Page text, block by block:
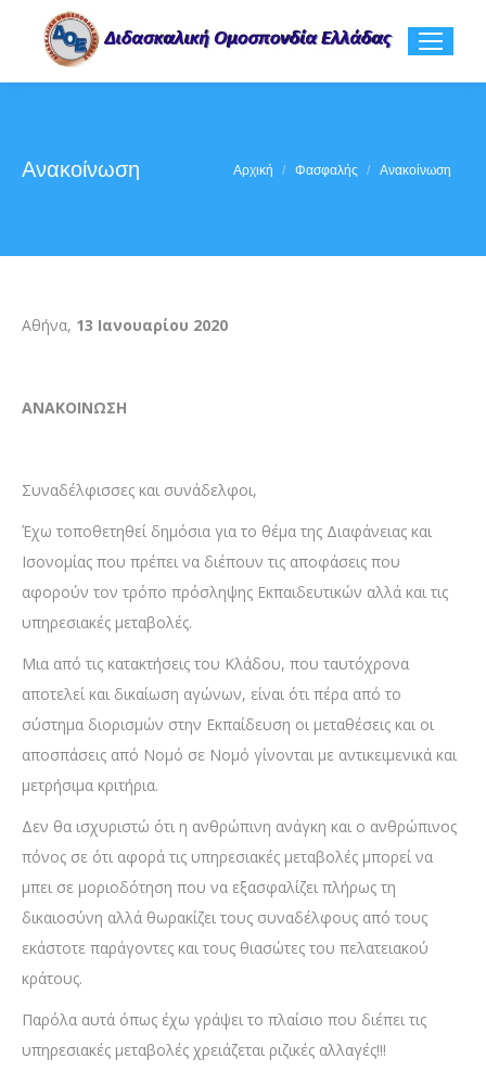
Ανακοίνωση You are here:
Αρχική Φασφαλής Ανακοίνωση
Αθήνα, 13 Ιανουαρίου 2020
ΑΝΑΚΟΙΝΩΣΗ
Συναδέλφισσες και συνάδελφοι,
Έχω τοποθετηθεί δημόσια για το θέμα της Διαφάνειας και
Ισονομίας που πρέπει να διέπουν τις αποφάσεις που
αφορούν τον τρόπο πρόσληψης Εκπαιδευτικών αλλά και τις
υπηρεσιακές μεταβολές.
Μια από τις κατακτήσεις του Κλάδου, που ταυτόχρονα
αποτελεί και δικαίωση αγώνων, είναι ότι πέρα από το
σύστημα διορισμών στην Εκπαίδευση οι μεταθέσεις και οι
αποσπάσεις από Νομό σε Νομό γίνονται με αντικειμενικά και
μετρήσιμα κριτήρια.
Δεν θα ισχυριστώ ότι η ανθρώπινη ανάγκη και ο ανθρώπινος
πόνος σε ότι αφορά τις υπηρεσιακές μεταβολές μπορεί να
μπει σε μοριοδότηση που να εξασφαλίζει πλήρως τη
δικαιοσύνη αλλά θωρακίζει τους συναδέλφους από τους
εκάστοτε παράγοντες και τους θιασώτες του πελατειακού
κράτους.
Παρόλα αυτά όπως έχω γράψει το πλαίσιο που διέπει τις
υπηρεσιακές μεταβολές χρειάζεται ριζικές αλλαγές!!!